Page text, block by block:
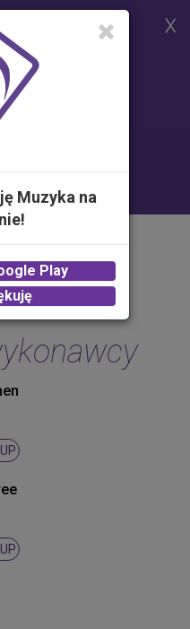
i zgodnie z
Cookies.
warunki
dostępu do
Twojej
Muzyka na
Play